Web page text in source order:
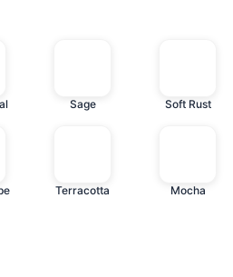
Sage Soft Rust
Terracotta Mocha